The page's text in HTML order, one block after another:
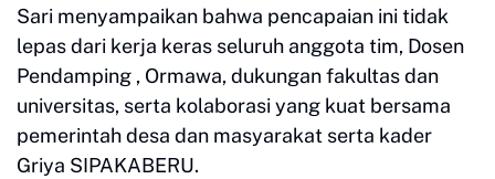
Sari menyampaikan bahwa pencapaian ini tidak
lepas dari kerja keras seluruh anggota tim, Dosen
Pendamping , Ormawa, dukungan fakultas dan
universitas, serta kolaborasi yang kuat bersama
pemerintah desa dan masyarakat serta kader
Griya SIPAKABERU.